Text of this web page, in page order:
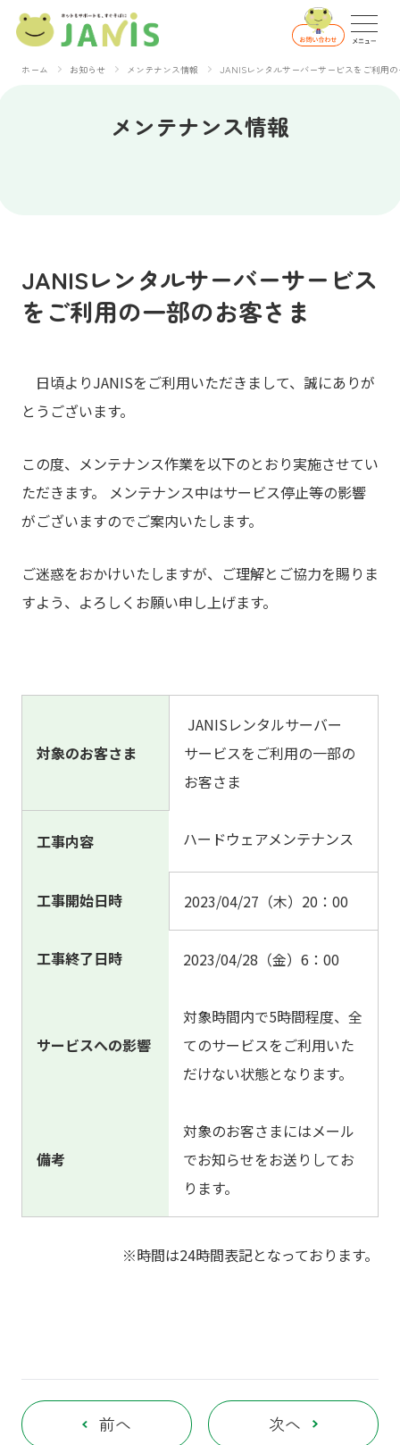
ホーム お知らせ メンテナンス情報 JANISレンタルサーバーサービスをご利用
メンテナンス情報
JANISレンタルサーバーサービス
をご利用の一部のお客さま
日頃よりJANISをご利用いただきまして、誠にありが
とうございます。
この度、メンテナンス作業を以下のとおり実施させてい
ただきます。 メンテナンス中はサービス停止等の影響
がございますのでご案内いたします。
ご迷惑をおかけいたしますが、ご理解とご協力を賜りま
すよう、よろしくお願い申し上げます。
対象のお客さま
JANISレンタルサーバー
サービスをご利用の一部の
お客さま
工事内容 ハードウェアメンテナンス
工事開始日時 2023/04/27（木）20：00
工事終了日時 2023/04/28（金）6：00
サービスへの影響
対象時間内で5時間程度、全
てのサービスをご利用いた
だけない状態となります。
備考
対象のお客さまにはメール
でお知らせをお送りしてお
ります。
※時間は24時間表記となっております。
前へ 次へ